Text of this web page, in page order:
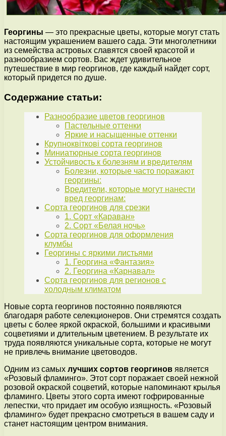
Георгины — это прекрасные цветы, которые могут стать
настоящим украшением вашего сада. Эти многолетники
из семейства астровых славятся своей красотой и
разнообразием сортов. Вас ждет удивительное
путешествие в мир георгинов, где каждый найдет сорт,
который придется по душе.
Содержание статьи:
Разнообразие цветов георгинов
Пастельные оттенки
Яркие и насыщенные оттенки
Крупноквіткові сорта георгинов
Миниатюрные сорта георгинов
Устойчивость к болезням и вредителям
Болезни, которые часто поражают
георгины:
Вредители, которые могут нанести
вред георгинам:
Сорта георгинов для срезки
1. Сорт «Караван»
2. Сорт «Белая ночь»
Сорта георгинов для оформления
клумбы
Георгины с яркими листьями
1. Георгина «Фантазия»
2. Георгина «Карнавал»
Сорта георгинов для регионов с
холодным климатом
Новые сорта георгинов постоянно появляются
благодаря работе селекционеров. Они стремятся создать
цветы с более яркой окраской, большими и красивыми
соцветиями и длительным цветением. В результате их
труда появляются уникальные сорта, которые не могут
не привлечь внимание цветоводов.
Одним из самых лучших сортов георгинов является
«Розовый фламинго». Этот сорт поражает своей нежной
розовой окраской соцветий, которые напоминают крылья
фламинго. Цветы этого сорта имеют гофрированные
лепестки, что придает им особую изящность. «Розовый
фламинго» будет прекрасно смотреться в вашем саду и
станет настоящим центром внимания.